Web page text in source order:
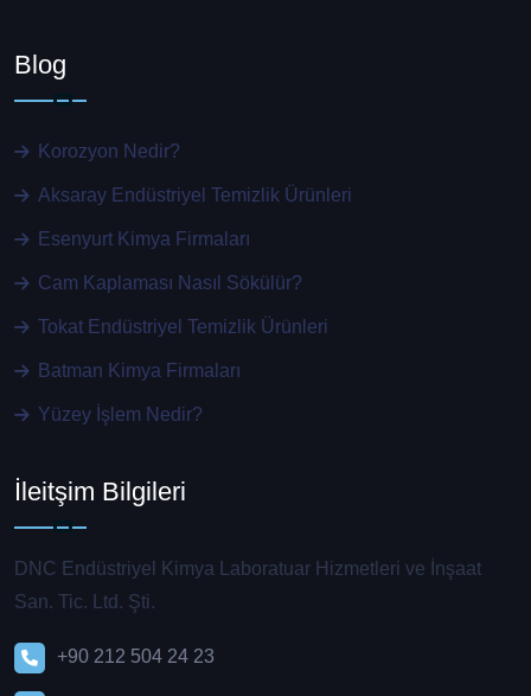
Blog
Korozyon Nedir?
Aksaray Endüstriyel Temizlik Ürünleri
Esenyurt Kimya Firmaları
Cam Kaplaması Nasıl Sökülür?
Tokat Endüstriyel Temizlik Ürünleri
Batman Kimya Firmaları
Yüzey İşlem Nedir?
İleitşim Bilgileri
DNC Endüstriyel Kimya Laboratuar Hizmetleri ve İnşaat
San. Tic. Ltd. Şti.
+90 212 504 24 23